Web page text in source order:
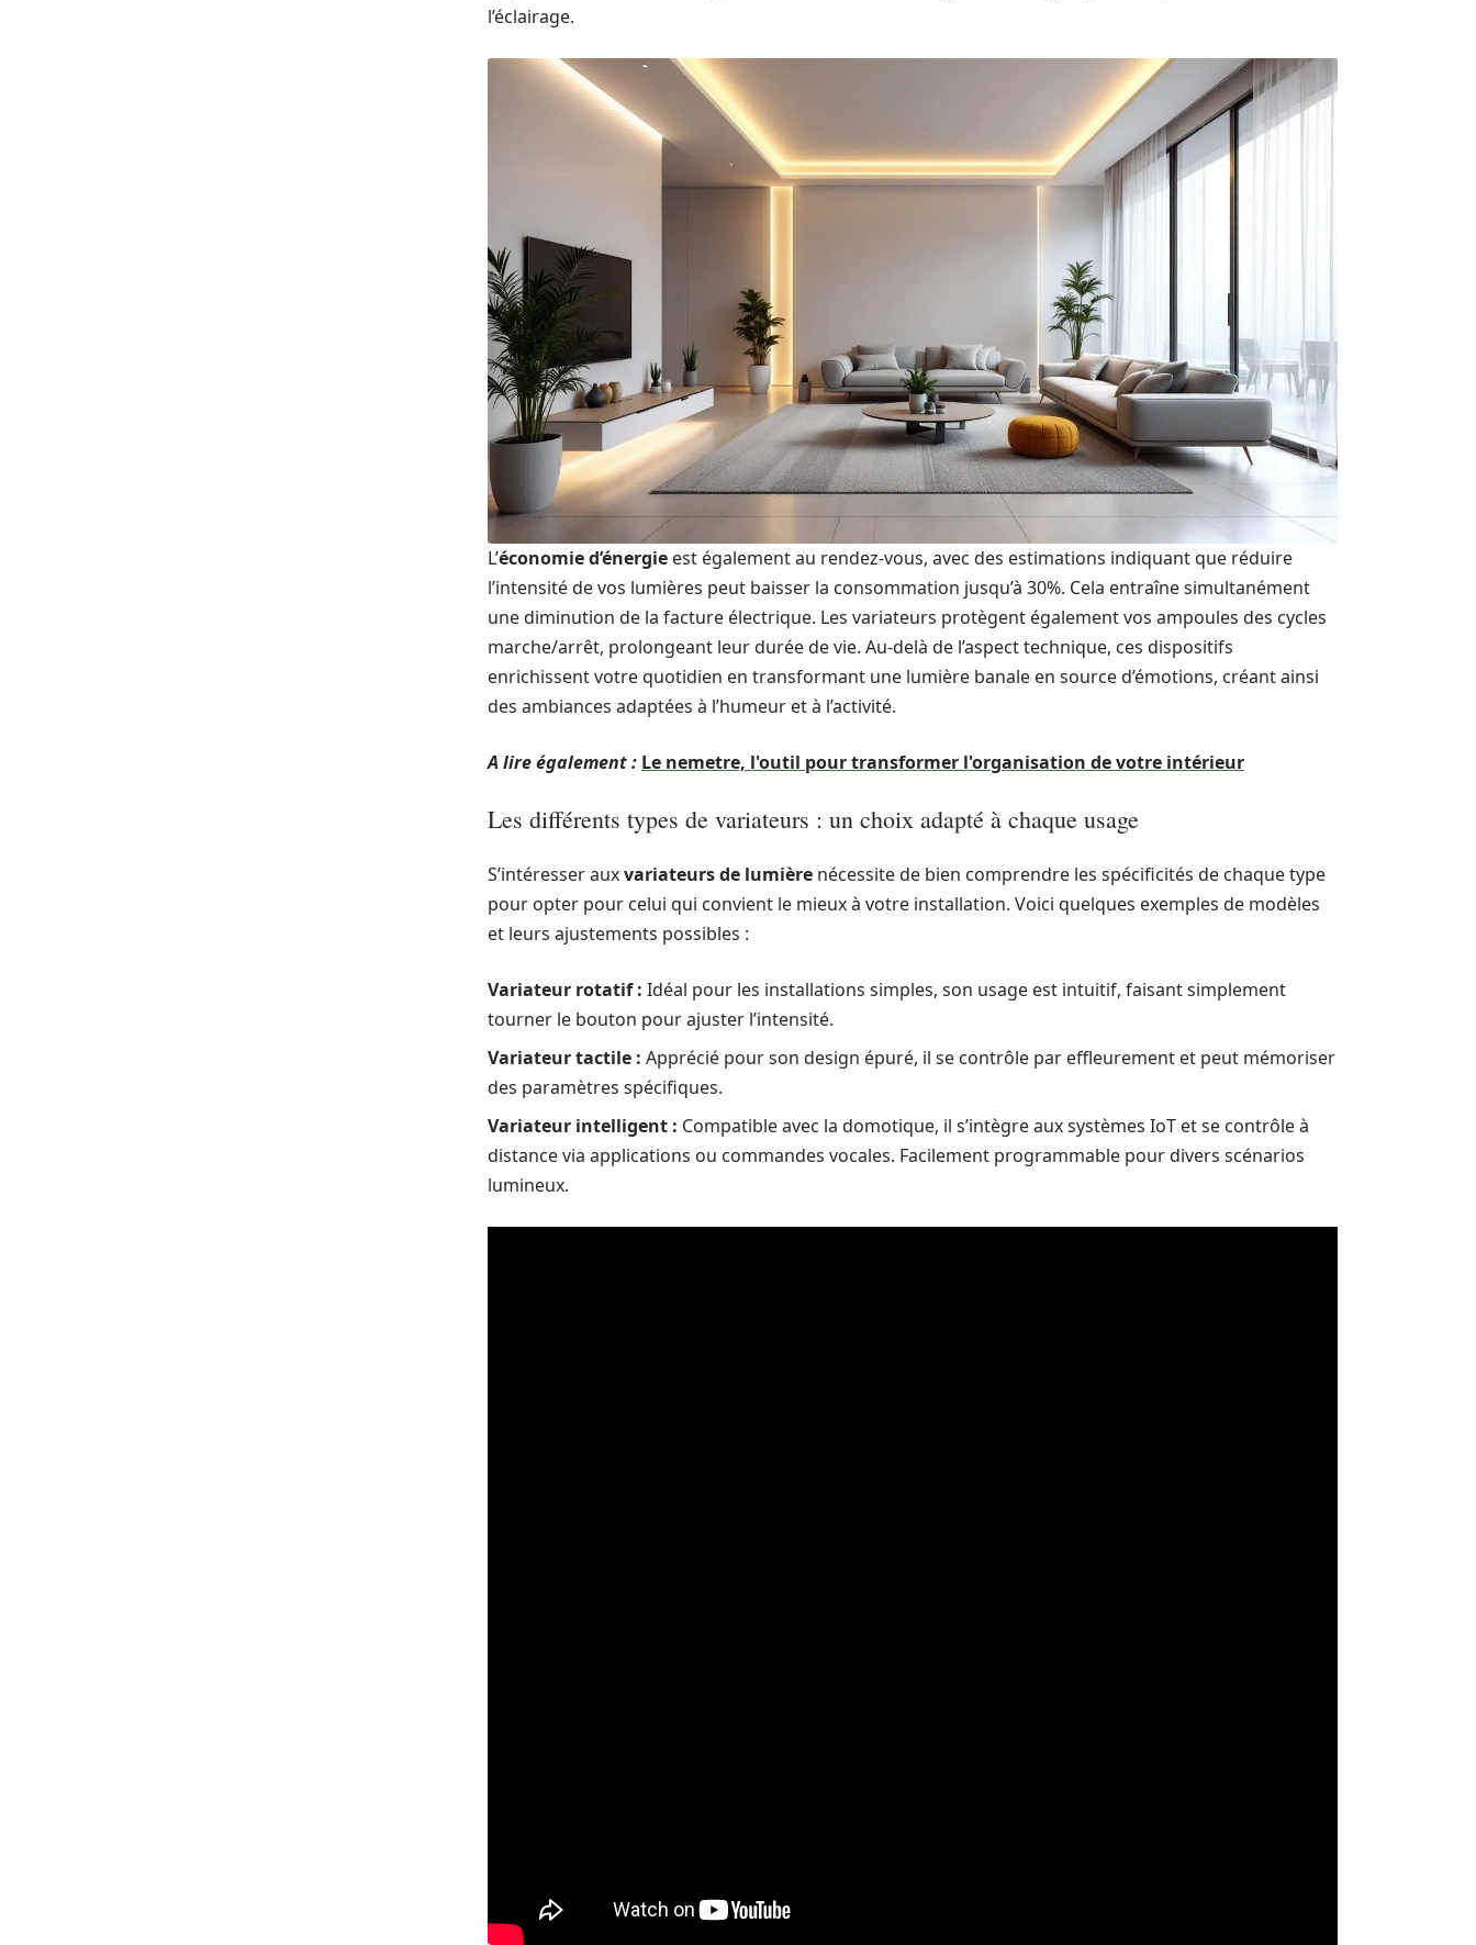
l’éclairage.
L’économie d’énergie est également au rendez-vous, avec des estimations indiquant que réduire
l’intensité de vos lumières peut baisser la consommation jusqu’à 30%. Cela entraîne simultanément
une diminution de la facture électrique. Les variateurs protègent également vos ampoules des cycles
marche/arrêt, prolongeant leur durée de vie. Au-delà de l’aspect technique, ces dispositifs
enrichissent votre quotidien en transformant une lumière banale en source d’émotions, créant ainsi
des ambiances adaptées à l’humeur et à l’activité.
A lire également : Le nemetre, l'outil pour transformer l'organisation de votre intérieur
Les différents types de variateurs : un choix adapté à chaque usage
S’intéresser auxvariateurs de lumière nécessite de bien comprendre les spécificités de chaque type
pour opter pour celui qui convient le mieux à votre installation. Voici quelques exemples de modèles
et leurs ajustements possibles :
Variateur rotatif : Idéal pour les installations simples, son usage est intuitif, faisant simplement
tourner le bouton pour ajuster l’intensité.
Variateur tactile : Apprécié pour son design épuré, il se contrôle par effleurement et peut mémoriser
des paramètres spécifiques.
Variateur intelligent : Compatible avec la domotique, il s’intègre aux systèmes IoT et se contrôle à
distance via applications ou commandes vocales. Facilement programmable pour divers scénarios
lumineux.